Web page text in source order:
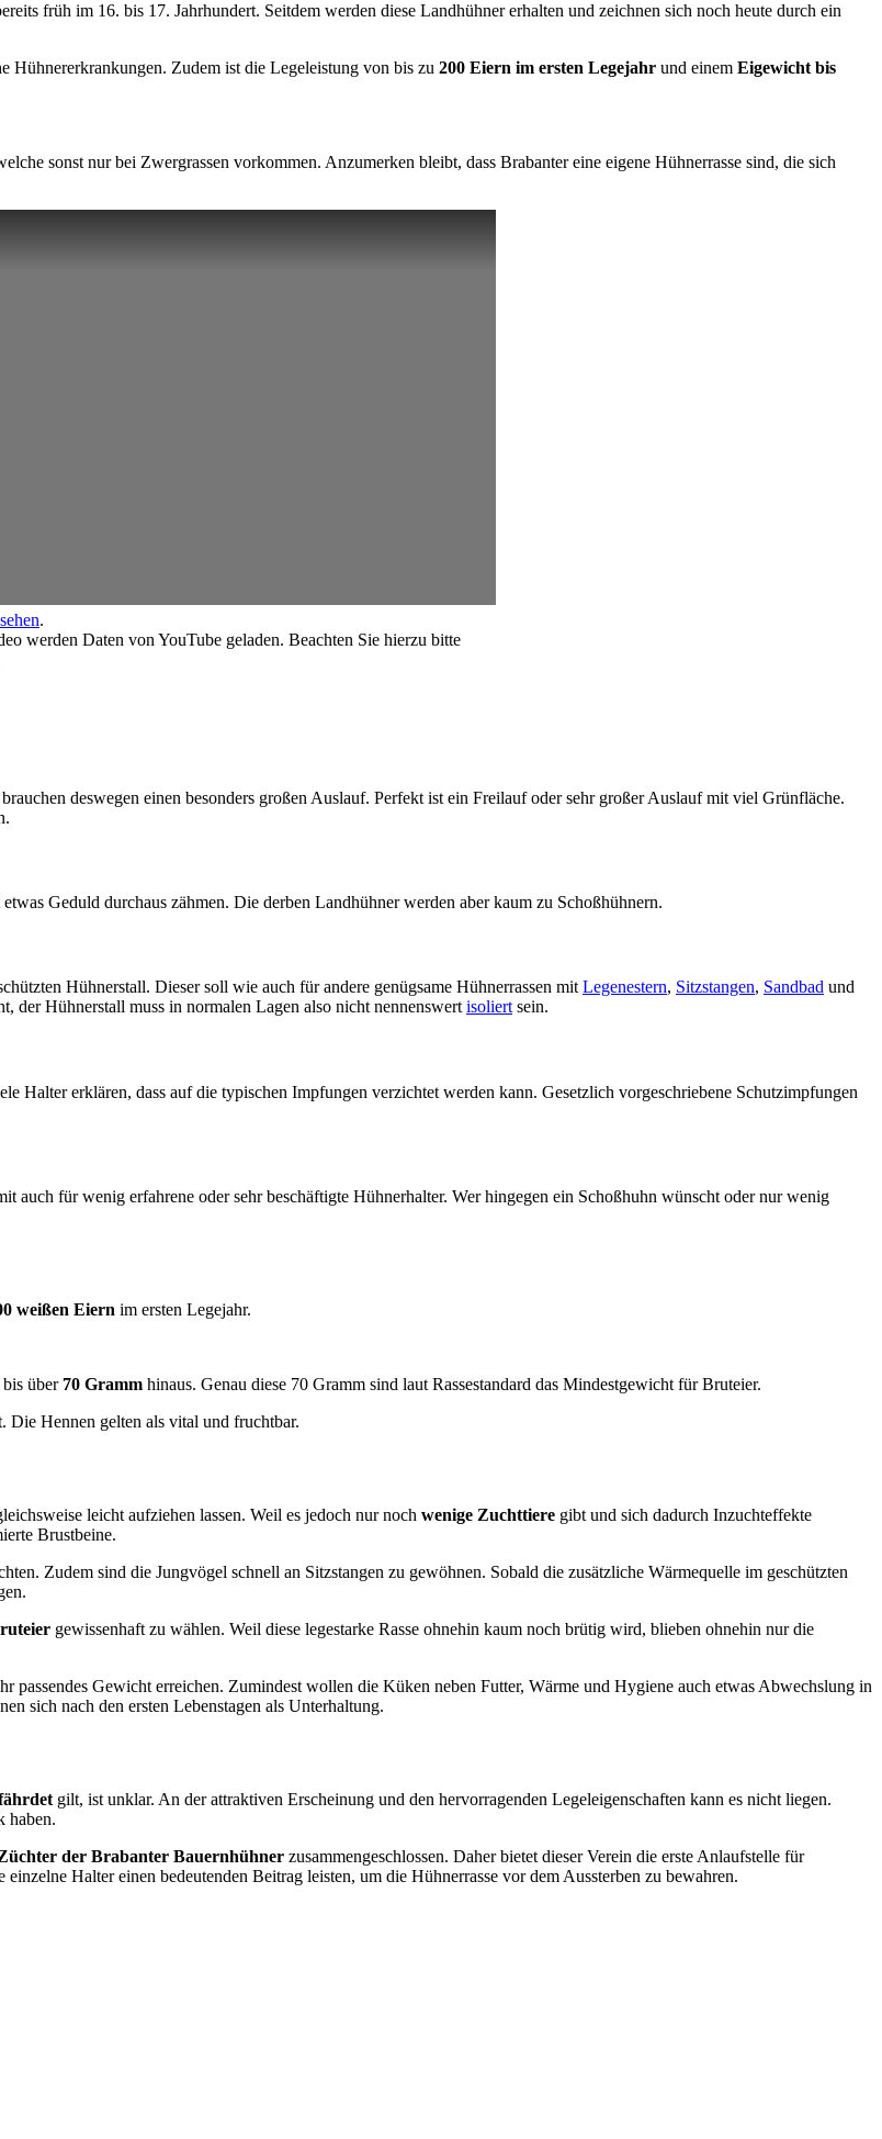
früh im 16. bis 17. Jahrhundert. Seitdem werden diese Landhühner erhalten und zeichnen sich noch heute durch ein
Hühnererkrankungen. Zudem ist die Legeleistung von bis zu 200 Eiern im ersten Legejahr und einem Eigewicht bis
sonst nur bei Zwergrassen vorkommen. Anzumerken bleibt, dass Brabanter eine eigene Hühnerrasse sind, die sich
.
werden Daten von YouTube geladen. Beachten Sie hierzu bitte
deswegen einen besonders großen Auslauf. Perfekt ist ein Freilauf oder sehr großer Auslauf mit viel Grünfläche.
Geduld durchaus zähmen. Die derben Landhühner werden aber kaum zu Schoßhühnern.
Hühnerstall. Dieser soll wie auch für andere genügsame Hühnerrassen mitLegenestern, Sitzstangen, Sandbad und
der Hühnerstall muss in normalen Lagen also nicht nennenswertisoliertsein.
Halter erklären, dass auf die typischen Impfungen verzichtet werden kann. Gesetzlich vorgeschriebene Schutzimpfungen
auch für wenig erfahrene oder sehr beschäftigte Hühnerhalter. Wer hingegen ein Schoßhuhn wünscht oder nur wenig
weißen Eiern im ersten Legejahr.
über 70 Gramm hinaus. Genau diese 70 Gramm sind laut Rassestandard das Mindestgewicht für Bruteier.
Die Hennen gelten als vital und fruchtbar.
leicht aufziehen lassen. Weil es jedoch nur noch wenige Zuchttiere gibt und sich dadurch Inzuchteffekte
Brustbeine.
Zudem sind die Jungvögel schnell an Sitzstangen zu gewöhnen. Sobald die zusätzliche Wärmequelle im geschützten
gewissenhaft zu wählen. Weil diese legestarke Rasse ohnehin kaum noch brütig wird, blieben ohnehin nur die
passendes Gewicht erreichen. Zumindest wollen die Küken neben Futter, Wärme und Hygiene auch etwas Abwechslung in
sich nach den ersten Lebenstagen als Unterhaltung.
gilt, ist unklar. An der attraktiven Erscheinung und den hervorragenden Legeleigenschaften kann es nicht liegen.
haben.
der Brabanter Bauernhühner zusammengeschlossen. Daher bietet dieser Verein die erste Anlaufstelle für
Halter einen bedeutenden Beitrag leisten, um die Hühnerrasse vor dem Aussterben zu bewahren.